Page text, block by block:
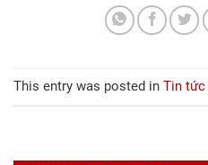
This entry was posted in Tin tức